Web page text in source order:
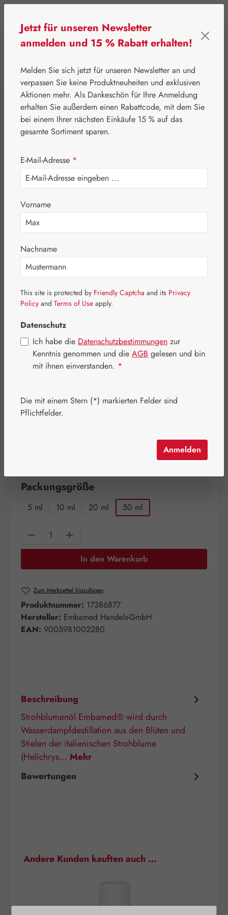
Leitner Lifecare Aromatherapie Embamed®
Strohblumenöl
Bildergalerie überspringen
419,00 €
Inhalt: 0.05 Liter (8.380,00 € / 1 Liter)
Preise inkl. MwSt. zzgl. Versandkosten
Schnell zuschlagen! Es sind nur noch wenige Artikel
Packungsgrößeauswählen
5 ml 10 ml 20 ml 50 ml
Produkt Anzahl: Gib den gewünschten
In den Warenkorb
Zum Merkzettel hinzufügen
Produktnummer: 17386877
Hersteller: Embamed Handels-GmbH
EAN: 9005981002280
Beschreibung
Strohblumenöl Embamed® wird durch
Wasserdampfdestillation aus den Blüten und
Stielen der italienischen Strohblume
(Helichrys… Mehr
Bewertungen
Produktgalerie überspringen
Andere Kunden kauften auch …
Jetzt für unseren Newsletter
anmelden und 15 % Rabatt erhalten!
Melden Sie sich jetzt für unseren Newsletter an und
verpassen Sie keine Produktneuheiten und exklusiven
Aktionen mehr. Als Dankeschön für Ihre Anmeldung
erhalten Sie außerdem einen Rabattcode, mit dem Sie
bei einem Ihrer nächsten Einkäufe 15 % auf das
gesamte Sortiment sparen.
E-Mail-Adresse *
Vorname
Nachname
This site is protected by Friendly Captcha and its Privacy
Policy and Terms of Use apply.
Datenschutz
Ich habe die Datenschutzbestimmungen zur
Kenntnis genommen und die AGB gelesen und bin
mit ihnen einverstanden. *
Die mit einem Stern (*) markierten Felder sind
Pflichtfelder.
Anmelden